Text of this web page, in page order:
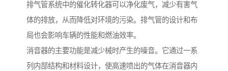
排气管系统中的催化转化器可以净化废气，减少有害气
体的排放，从而降低对环境的污染。排气管的设计和布
局也会影响车辆的性能和燃油效率。
消音器的主要功能是减少械时产生的噪音。它通过一系
列内部结构和材料设计，使高速喷出的气体在消音器内